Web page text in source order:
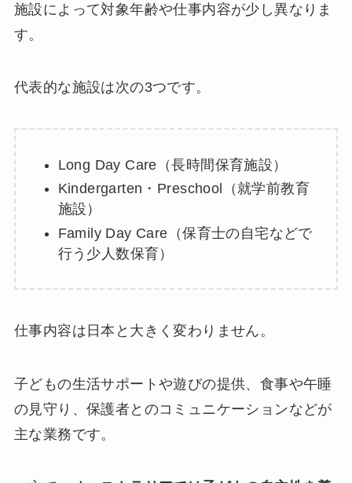
施設によって対象年齢や仕事内容が少し異なりま
す。
代表的な施設は次の3つです。
Long Day Care（長時間保育施設）
Kindergarten・Preschool（就学前教育
施設）
Family Day Care（保育士の自宅などで
行う少人数保育）
仕事内容は日本と大きく変わりません。
子どもの生活サポートや遊びの提供、食事や午睡
の見守り、保護者とのコミュニケーションなどが
主な業務です。